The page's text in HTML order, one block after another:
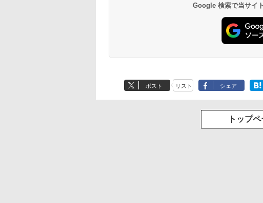
Google 検索で当サイ
ポスト リスト シェア
トップ